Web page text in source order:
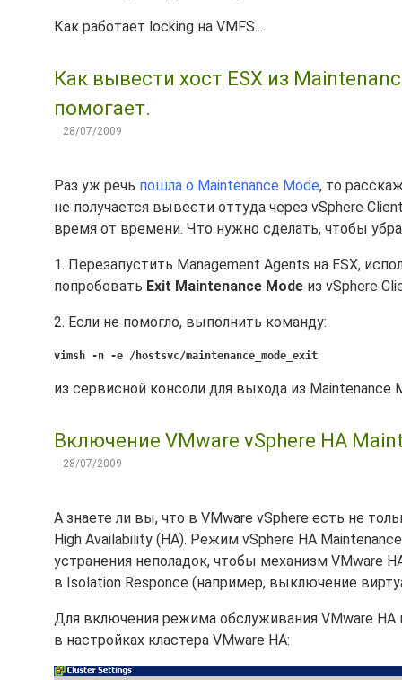
Как работает locking на VMFS...
Как вывести хост ESX из
помогает.
28/07/2009
Раз уж речь пошла о Maintenance Mode, то
не получается вывести оттуда через vSphere
время от времени. Что нужно сделать, чтобы
1. Перезапустить Management Agents на ESX,
попробовать Exit Maintenance Mode из vSphere
2. Если не помогло, выполнить команду:
vimsh -n -e /hostsvc/maintenance_mode_exit
из сервисной консоли для выхода из Maintenance
Включение VMware vSphere HA
28/07/2009
А знаете ли вы, что в VMware vSphere есть не
High Availability (HA). Режим vSphere HA
устранения неполадок, чтобы механизм VMware
в Isolation Responce (например, выключение
Для включения режима обслуживания VMware HA
в настройках кластера VMware HA: